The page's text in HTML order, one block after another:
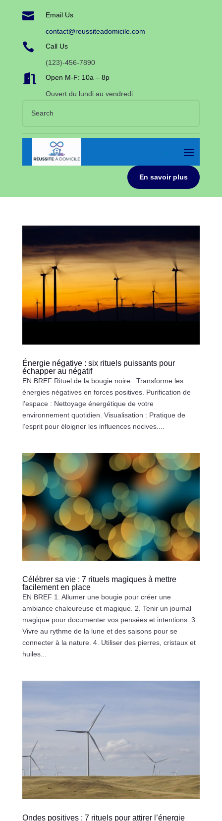
 Email Us
contact@reussiteadomicile.com
 Call Us
(123)-456-7890
 Open M-F: 10a – 8p
Ouvert du lundi au vendredi
En savoir plus
Énergie négative : six rituels puissants pour
échapper au négatif
EN BREF Rituel de la bougie noire : Transforme les
énergies négatives en forces positives. Purification de
l’espace : Nettoyage énergétique de votre
environnement quotidien. Visualisation : Pratique de
l’esprit pour éloigner les influences nocives....
Célébrer sa vie : 7 rituels magiques à mettre
facilement en place
EN BREF 1. Allumer une bougie pour créer une
ambiance chaleureuse et magique. 2. Tenir un journal
magique pour documenter vos pensées et intentions. 3.
Vivre au rythme de la lune et des saisons pour se
connecter à la nature. 4. Utiliser des pierres, cristaux et
huiles...
Ondes positives : 7 rituels pour attirer l’énergie